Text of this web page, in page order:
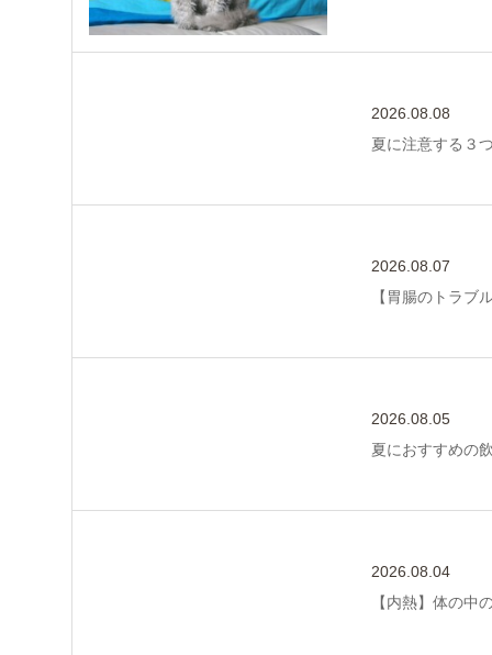
2026.08.08
夏に注意する３
2026.08.07
【胃腸のトラブ
2026.08.05
夏におすすめの
2026.08.04
【内熱】体の中